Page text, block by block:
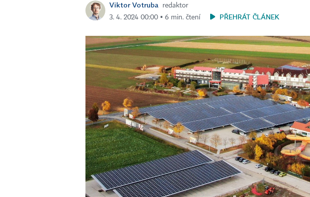
Viktor Votruba
redaktor
3. 4. 2024 00:00 ▪ 6 min. čtení
PŘEHRÁT ČLÁNEK